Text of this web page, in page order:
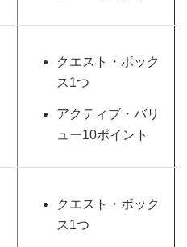
クエスト・ボック
ス1つ
アクティブ・バリ
ュー10ポイント
クエスト・ボック
ス1つ